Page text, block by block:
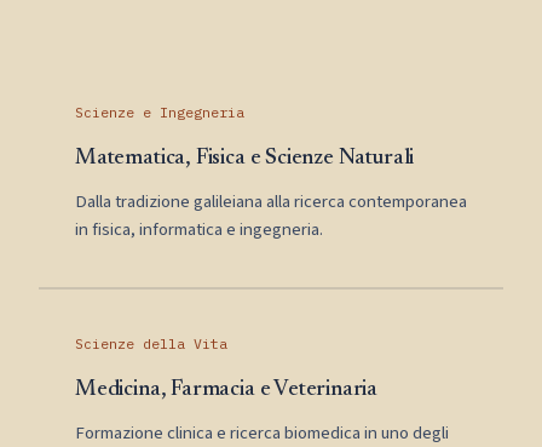
Scienze e Ingegneria
Matematica, Fisica e Scienze Naturali
Dalla tradizione galileiana alla ricerca contemporanea
in fisica, informatica e ingegneria.
Scienze della Vita
Medicina, Farmacia e Veterinaria
Formazione clinica e ricerca biomedica in uno degli